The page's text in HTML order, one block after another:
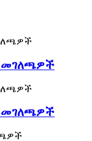
መገለጫዎች
መገለጫዎች